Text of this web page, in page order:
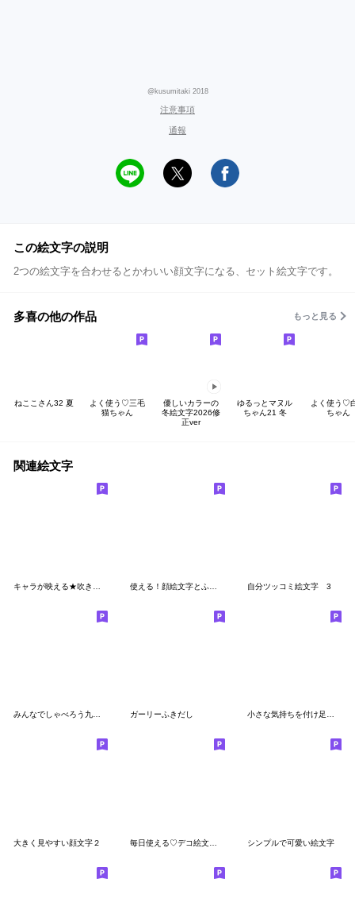
@kusumitaki 2018
注意事項
通報
この絵文字の説明
2つの絵文字を合わせるとかわいい顔文字になる、セット絵文字です。
多喜の他の作品 もっと見る
ねここさん32 夏
よく使う♡三毛
猫ちゃん
優しいカラーの
冬絵文字2026修
正ver
ゆるっとマヌル
ちゃん21 冬
よく使う♡
ちゃん
関連絵文字
自分ツッコミ絵文字 3
みんなでしゃべろう九州弁。 ガーリーふきだし 小さな気持ちを付け足したいときに
大きく見やすい顔文字２ シンプルで可愛い絵文字